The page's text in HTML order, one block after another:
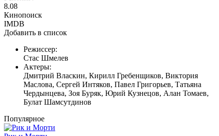
8.08
Кинопоиск
IMDB
Добавить в список
Режиссер:
Стас Шмелев
Актеры:
Дмитрий Власкин, Кирилл Гребенщиков, Виктория
Маслова, Сергей Интяков, Павел Григорьев, Татьяна
Чердынцева, Зоя Буряк, Юрий Кузнецов, Алан Томаев,
Булат Шамсутдинов
Популярное